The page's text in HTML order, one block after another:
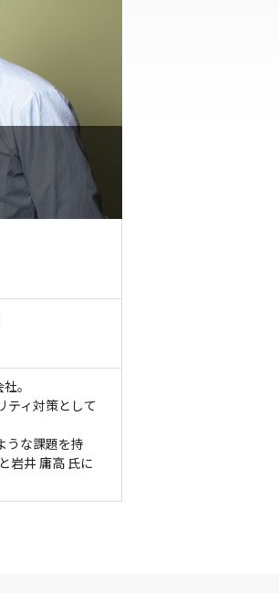
。
ティ対策として
うな課題を持
岩井 庸高 氏に